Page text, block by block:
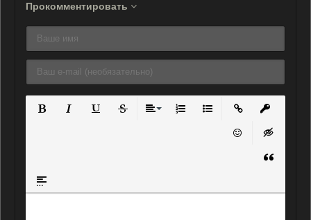
Прокомментировать
Нумерованный список
Маркированный
Вставить ссылку
Вставить